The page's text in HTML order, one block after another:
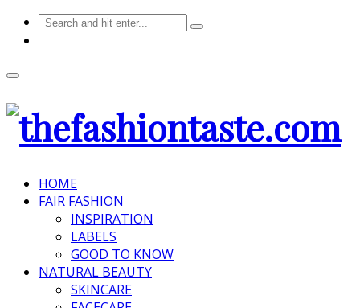
HOME
FAIR FASHION
INSPIRATION
LABELS
GOOD TO KNOW
NATURAL BEAUTY
SKINCARE